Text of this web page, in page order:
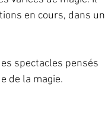
en cours, dans un
spectacles pensés
de la magie.